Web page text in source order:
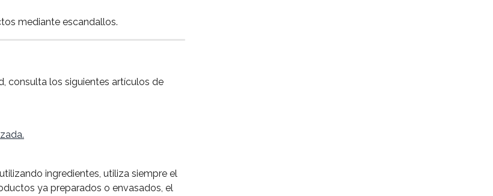
mediante escandallos.
consulta los siguientes artículos de
ingredientes, utiliza siempre el
ya preparados o envasados, el